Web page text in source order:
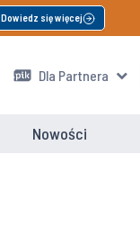
Dowiedz się więcej
Dla Partnera
Nowości